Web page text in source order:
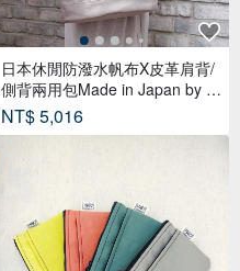
日本休閒防潑水帆布X皮革肩背/
側背兩用包Made in Japan by S
UOLO
NT$ 5,016